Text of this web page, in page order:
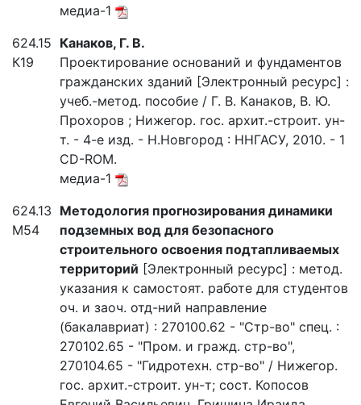
медиа-1
624.15
К19
Канаков, Г. В.
Проектирование оснований и фундаментов
гражданских зданий [Электронный ресурс] :
учеб.-метод. пособие / Г. В. Канаков, В. Ю.
Прохоров ; Нижегор. гос. архит.-строит. ун-
т. - 4-е изд. - Н.Новгород : ННГАСУ, 2010. - 1
CD-ROM.
медиа-1
624.13
М54
Методология прогнозирования динамики
подземных вод для безопасного
строительного освоения подтапливаемых
территорий [Электронный ресурс] : метод.
указания к самостоят. работе для студентов
оч. и заоч. отд-ний направление
(бакалавриат) : 270100.62 - "Стр-во" спец. :
270102.65 - "Пром. и гражд. стр-во",
270104.65 - "Гидротехн. стр-во" / Нижегор.
гос. архит.-строит. ун-т; сост. Копосов